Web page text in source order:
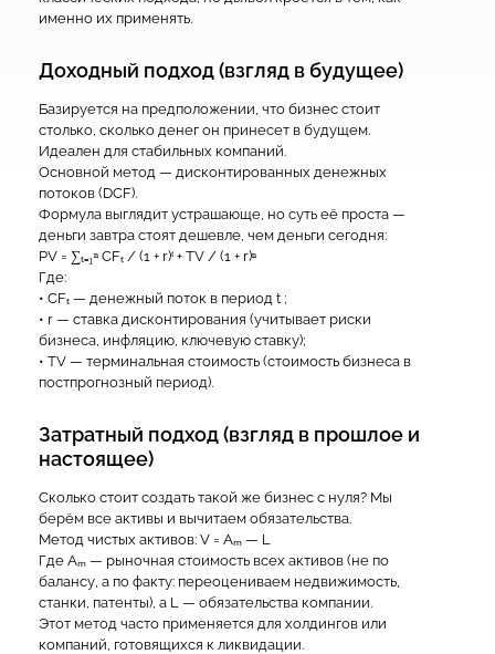
именно их применять.
Доходный подход (взгляд в будущее)
Базируется на предположении, что бизнес стоит
столько, сколько денег он принесет в будущем.
Идеален для стабильных компаний.
Основной метод — дисконтированных денежных
потоков (DCF).
Формула выглядит устрашающе, но суть её проста —
деньги завтра стоят дешевле, чем деньги сегодня:
PV = ∑ₜ₌₁ⁿ CFₜ / (1 + r)ᵗ + TV / (1 + r)ⁿ
Где:
• CFₜ — денежный поток в период t ;
• r — ставка дисконтирования (учитывает риски
бизнеса, инфляцию, ключевую ставку);
• TV — терминальная стоимость (стоимость бизнеса в
постпрогнозный период).
Затратный подход (взгляд в прошлое и
настоящее)
Сколько стоит создать такой же бизнес с нуля? Мы
берём все активы и вычитаем обязательства.
Метод чистых активов: V = Aₘ — L
Где Aₘ — рыночная стоимость всех активов (не по
балансу, а по факту: переоцениваем недвижимость,
станки, патенты), а L — обязательства компании.
Этот метод часто применяется для холдингов или
компаний, готовящихся к ликвидации.